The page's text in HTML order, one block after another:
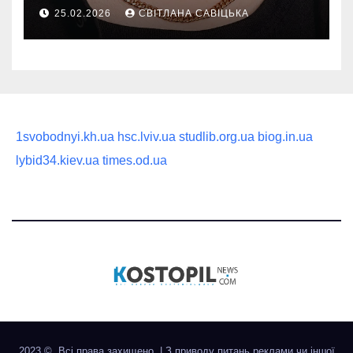
статусного украшения
25.02.2026 СВІТЛАНА САВІЦЬКА
1svobodnyi.kh.ua hsc.lviv.ua studlib.org.ua biog.in.ua
lybid34.kiev.ua times.od.ua